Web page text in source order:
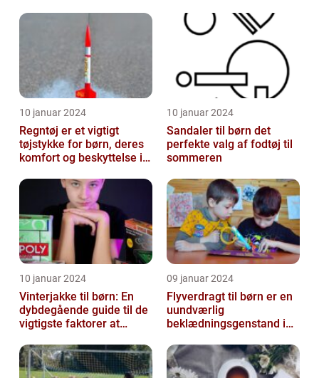
10 januar 2024
Regntøj er et vigtigt
tøjstykke for børn, deres
komfort og beskyttelse i
10 januar 2024
Sandaler til børn det
perfekte valg af fodtøj til
sommeren
10 januar 2024
Vinterjakke til børn: En
dybdegående guide til de
vigtigste faktorer at
09 januar 2024
Flyverdragt til børn er en
uundværlig
beklædningsgenstand i